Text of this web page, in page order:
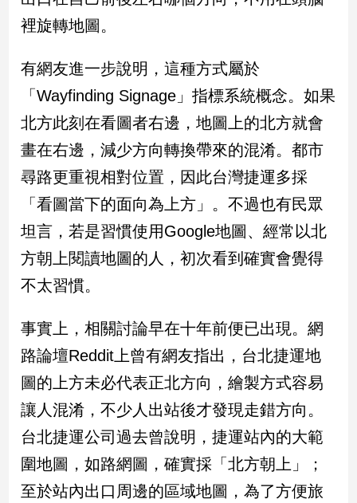
南
灣
觀
南
台
灣
點
娛
樂
娛
星
聞
流
行/
時
追
星
裡旋轉地圖。
有網友進一步說明，這種方式屬於
「Wayfinding Signage」指標系統概念。如果
北方此刻在看圖者右邊，地圖上的北方就會
畫在右邊，減少方向轉換帶來的混淆。都市
尋路更重視相對位置，因此台灣捷運多採
「看圖當下的面向為上方」。不過也有民眾
坦言，若是習慣使用Google地圖、經常以北
方朝上閱讀地圖的人，初次看到確實會覺得
不太習慣。
事實上，相關討論早在十年前便已出現。網
路論壇Reddit上曾有網友指出，台北捷運地
圖的上方未必代表正北方向，繪製方式容易
讓人混淆，不少人出站後才發現走錯方向。
台北捷運公司過去曾說明，捷運站內的大範
圍地圖，如路網圖，確實採「北方朝上」；
至於站內出口周邊的區域地圖，為了方便旅